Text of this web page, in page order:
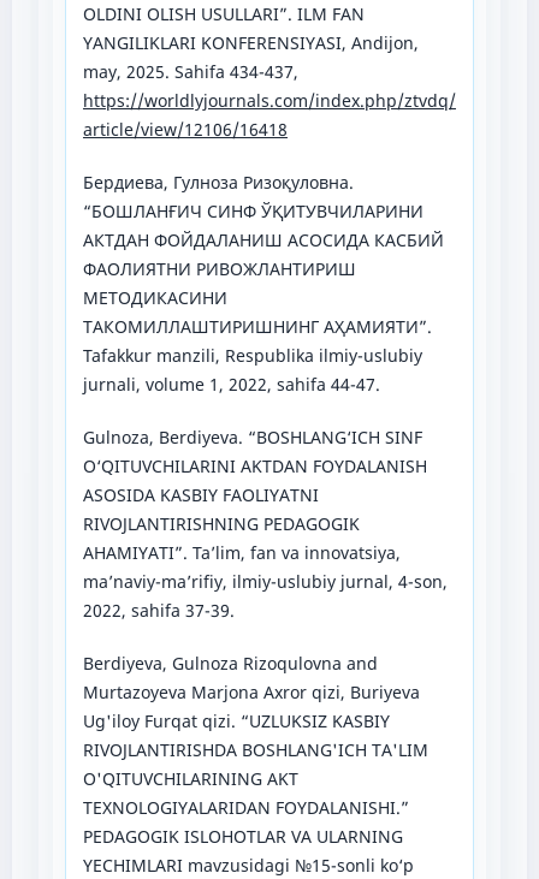
OLDINI OLISH USULLARI”. ILM FAN
YANGILIKLARI KONFERENSIYASI, Andijon,
may, 2025. Sahifa 434-437,
https://worldlyjournals.com/index.php/ztvdq/
article/view/12106/16418
Бердиева, Гулноза Ризоқуловна.
“БОШЛАНҒИЧ СИНФ ЎҚИТУВЧИЛАРИНИ
АКТДАН ФОЙДАЛАНИШ АСОСИДА КАСБИЙ
ФАОЛИЯТНИ РИВОЖЛАНТИРИШ
МЕТОДИКАСИНИ
ТАКОМИЛЛАШТИРИШНИНГ АҲАМИЯТИ”.
Tafakkur manzili, Respublika ilmiy-uslubiy
jurnali, volume 1, 2022, sahifa 44-47.
Gulnoza, Berdiyeva. “BOSHLANG‘ICH SINF
O‘QITUVCHILARINI AKTDAN FOYDALANISH
ASOSIDA KASBIY FAOLIYATNI
RIVOJLANTIRISHNING PEDAGOGIK
AHAMIYATI”. Ta’lim, fan va innovatsiya,
ma’naviy-ma’rifiy, ilmiy-uslubiy jurnal, 4-son,
2022, sahifa 37-39.
Berdiyeva, Gulnoza Rizoqulovna and
Murtazoyeva Marjona Axror qizi, Buriyeva
Ug'iloy Furqat qizi. “UZLUKSIZ KASBIY
RIVOJLANTIRISHDA BOSHLANG'ICH TA'LIM
O'QITUVCHILARINING AKT
TEXNOLOGIYALARIDAN FOYDALANISHI.”
PEDAGOGIK ISLOHOTLAR VA ULARNING
YECHIMLARI mavzusidagi №15-sonli ko‘p